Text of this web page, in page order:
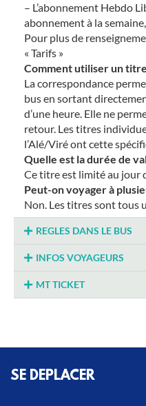
– L’abonnement Hebdo
abonnement à la
Pour plus de
« Tarifs »
Comment utiliser un
La correspondance
bus en sortant
d’une heure. Elle ne
retour. Les titres
l’Alé/Viré ont cette
Quelle est la durée de
Ce titre est limité au jour
Peut-on voyager à
Non. Les titres sont tous
REGLES DANS LE BUS
INFOS VOYAGEURS
MT TICKET
SE DEPLACER